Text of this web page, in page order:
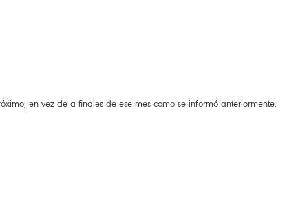
en vez de a finales de ese mes como se informó anteriormente.